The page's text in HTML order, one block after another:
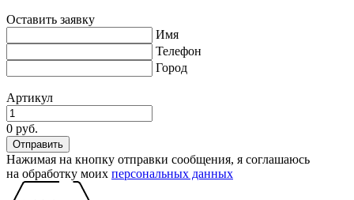
Оставить заявку
Имя
Телефон
Город
Артикул
0 руб.
Нажимая на кнопку отправки сообщения, я соглашаюсь
на обработку моих персональных данных